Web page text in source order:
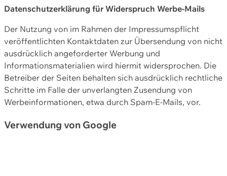
Datenschutzerklärung für Widerspruch Werbe-Mails
Der Nutzung von im Rahmen der Impressumspflicht
veröffentlichten Kontaktdaten zur Übersendung von nicht
ausdrücklich angeforderter Werbung und
Informationsmaterialien wird hiermit widersprochen. Die
Betreiber der Seiten behalten sich ausdrücklich rechtliche
Schritte im Falle der unverlangten Zusendung von
Werbeinformationen, etwa durch Spam-E-Mails, vor.
Verwendung von Google